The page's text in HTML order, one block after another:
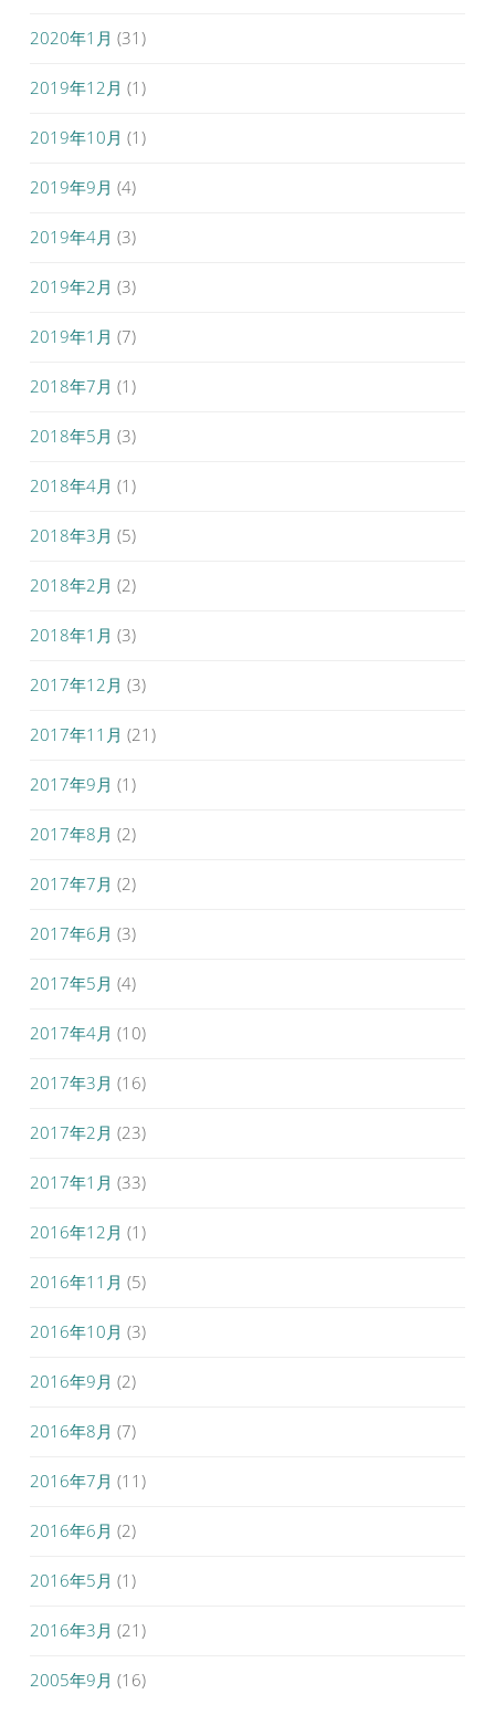
2020年1月 (31)
2019年12月 (1)
2019年10月 (1)
2019年9月 (4)
2019年4月 (3)
2019年2月 (3)
2019年1月 (7)
2018年7月 (1)
2018年5月 (3)
2018年4月 (1)
2018年3月 (5)
2018年2月 (2)
2018年1月 (3)
2017年12月 (3)
2017年11月 (21)
2017年9月 (1)
2017年8月 (2)
2017年7月 (2)
2017年6月 (3)
2017年5月 (4)
2017年4月 (10)
2017年3月 (16)
2017年2月 (23)
2017年1月 (33)
2016年12月 (1)
2016年11月 (5)
2016年10月 (3)
2016年9月 (2)
2016年8月 (7)
2016年7月 (11)
2016年6月 (2)
2016年5月 (1)
2016年3月 (21)
2005年9月 (16)